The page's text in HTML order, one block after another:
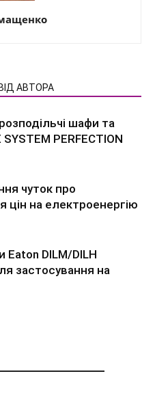
АВТОРА
шафи та
PERFECTION
чуток про
цін на електроенергію
Eaton DILM/DILH
застосування на